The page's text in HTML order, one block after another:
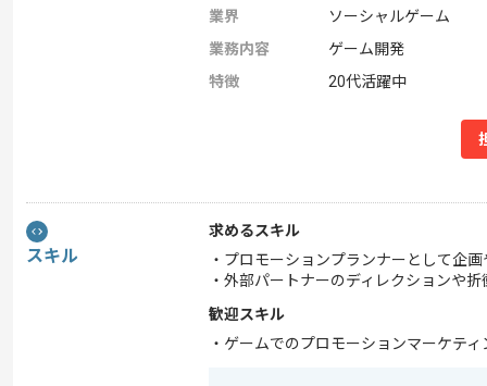
業界
ソーシャルゲーム
業務内容
ゲーム開発
特徴
20代活躍中
スキル
求めるスキル
・プロモーションプランナーとして企
・外部パートナーのディレクションや折
歓迎スキル
・ゲームでのプロモーションマーケテ